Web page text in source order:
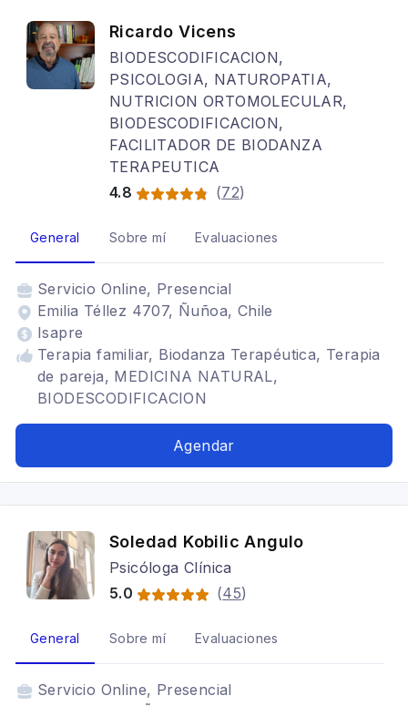
Ricardo Vicens
BIODESCODIFICACION,
PSICOLOGIA, NATUROPATIA,
NUTRICION ORTOMOLECULAR,
BIODESCODIFICACION,
FACILITADOR DE BIODANZA
TERAPEUTICA
4.8
(72)
General Sobre mí Evaluaciones
Servicio Online, Presencial
Emilia Téllez 4707, Ñuñoa, Chile
Isapre
Terapia familiar, Biodanza Terapéutica, Terapia
de pareja, MEDICINA NATURAL,
BIODESCODIFICACION
Agendar
Soledad Kobilic Angulo
Psicóloga Clínica
5.0
(45)
General Sobre mí Evaluaciones
Servicio Online, Presencial